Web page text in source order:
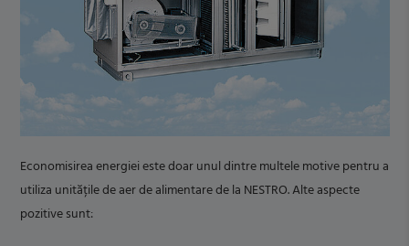
Economisirea energiei este doar unul dintre multele motive pentru a
utiliza unitățile de aer de alimentare de la NESTRO. Alte aspecte
pozitive sunt: